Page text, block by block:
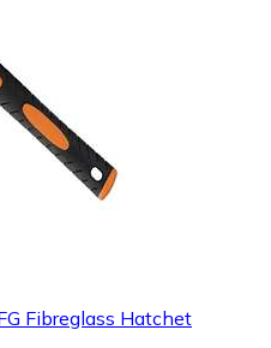
Fibreglass Hatchet